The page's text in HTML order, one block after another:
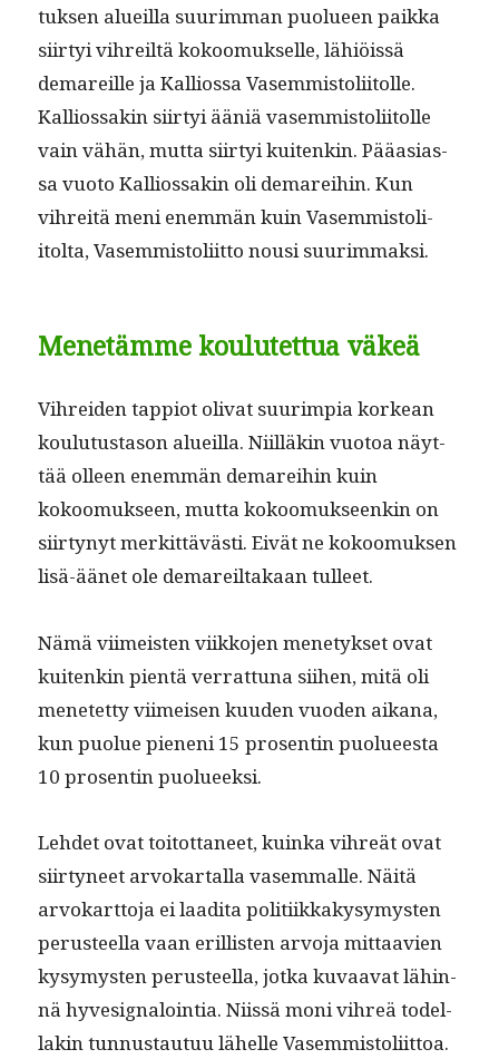
tuk­sen alueil­la suurim­man puolueen paik­ka
siir­tyi vihreiltä kokoomuk­selle, lähiöis­sä
demareille ja Kallios­sa Vasem­mis­toli­itolle.
Kallios­sakin siir­tyi ääniä vasem­mis­toli­itolle
vain vähän, mut­ta siir­tyi kuitenkin. Pääasi­as­
sa vuo­to Kallios­sakin oli demarei­hin. Kun
vihre­itä meni enem­män kuin Vasem­mis­toli­
itol­ta, Vasem­mis­toli­it­to nousi suurimmaksi.
Menetämme koulutettua väkeä
Vihrei­den tap­pi­ot oli­vat suurimpia korkean
koulu­tus­ta­son alueil­la. Niil­läkin vuo­toa näyt­
tää olleen enem­män demarei­hin kuin
kokoomuk­seen, mut­ta kokoomuk­seenkin on
siir­tynyt merkit­tävästi. Eivät ne kokoomuk­sen
lisä-äänet ole demareil­takaan tulleet.
Nämä viimeis­ten viikko­jen mene­tyk­set ovat
kuitenkin pien­tä ver­rat­tuna siihen, mitä oli
menetet­ty viimeisen kuu­den vuo­den aikana,
kun puolue pieneni 15 pros­entin puolueesta
10 pros­entin puolueeksi.
Lehdet ovat toitot­ta­neet, kuin­ka vihreät ovat
siir­tyneet arvokar­tal­la vasem­malle. Näitä
arvokart­to­ja ei laa­di­ta poli­ti­ikkakysymys­ten
perus­teel­la vaan eril­lis­ten arvo­ja mit­taavien
kysymys­ten perus­teel­la, jot­ka kuvaa­vat lähin­
nä hyves­ig­naloin­tia. Niis­sä moni vihreä todel­
lakin tun­nus­tau­tuu lähelle Vasem­mis­toli­it­toa.